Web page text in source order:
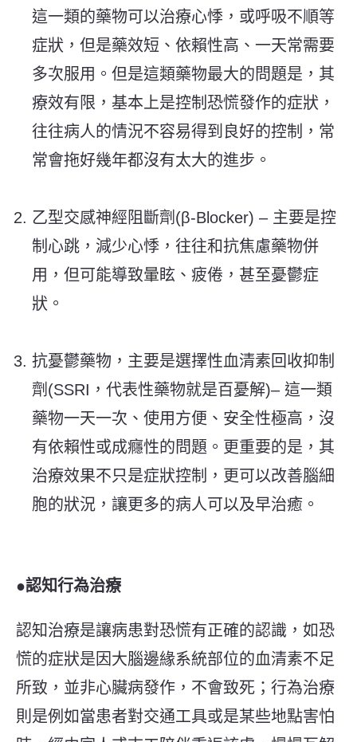
這一類的藥物可以治療心悸，或呼吸不順等
症狀，但是藥效短、依賴性高、一天常需要
多次服用。但是這類藥物最大的問題是，其
療效有限，基本上是控制恐慌發作的症狀，
往往病人的情況不容易得到良好的控制，常
常會拖好幾年都沒有太大的進步。
乙型交感神經阻斷劑(β-Blocker) – 主要是控
制心跳，減少心悸，往往和抗焦慮藥物併
用，但可能導致暈眩、疲倦，甚至憂鬱症
狀。
抗憂鬱藥物，主要是選擇性血清素回收抑制
劑(SSRI，代表性藥物就是百憂解)– 這一類
藥物一天一次、使用方便、安全性極高，沒
有依賴性或成癮性的問題。更重要的是，其
治療效果不只是症狀控制，更可以改善腦細
胞的狀況，讓更多的病人可以及早治癒。
●認知行為治療
認知治療是讓病患對恐慌有正確的認識，如恐
慌的症狀是因大腦邊緣系統部位的血清素不足
所致，並非心臟病發作，不會致死；行為治療
則是例如當患者對交通工具或是某些地點害怕